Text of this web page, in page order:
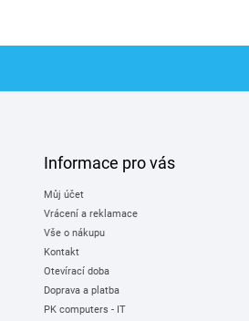
Informace pro vás
Můj účet
Vrácení a reklamace
Vše o nákupu
Kontakt
Otevírací doba
Doprava a platba
PK computers - IT